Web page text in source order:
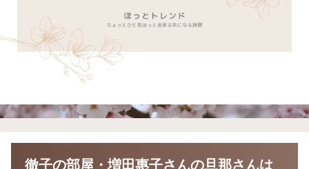
徹子の部屋・増田惠子さんの旦那さんは